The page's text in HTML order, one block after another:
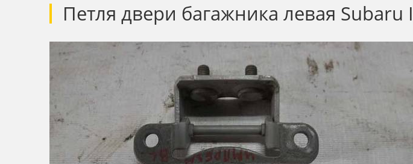
Петля двери багажника левая